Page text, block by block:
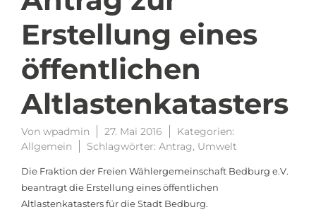
Erstellung eines
öffentlichen
Altlastenkatasters
Von wpadmin 27. Mai 2016
Kategorien:
Allgemein
Schlagwörter: Antrag, Umwelt
Die Fraktion der Freien Wählergemeinschaft Bedburg e.V.
beantragt die Erstellung eines öffentlichen
Altlastenkatasters für die Stadt Bedburg.